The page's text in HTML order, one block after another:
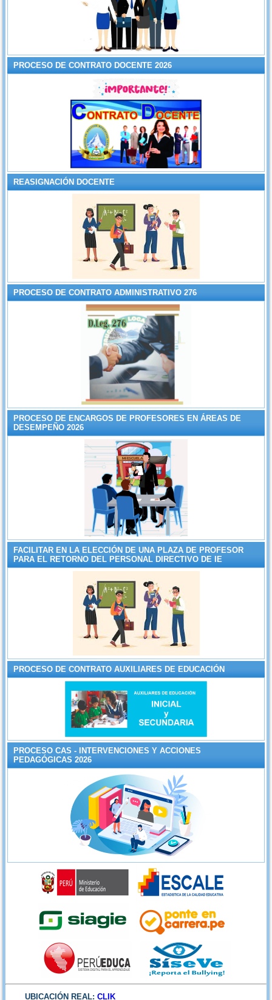
PROCESO DE CONTRATO DOCENTE 2026
REASIGNACIÓN DOCENTE
PROCESO DE CONTRATO ADMINISTRATIVO 276
PROCESO DE ENCARGOS DE PROFESORES EN ÁREAS DE
DESEMPEÑO 2026
FACILITAR EN LA ELECCIÓN DE UNA PLAZA DE PROFESOR
PARA EL RETORNO DEL PERSONAL DIRECTIVO DE IE
PROCESO DE CONTRATO AUXILIARES DE EDUCACIÓN
PROCESO CAS - INTERVENCIONES Y ACCIONES
PEDAGÓGICAS 2026
UBICACIÓN REAL:CLIK